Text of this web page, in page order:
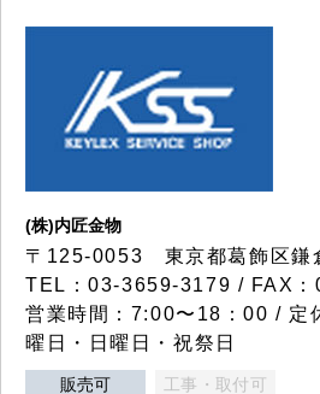
(株)内匠金物
〒125-0053 東京都葛飾区鎌
TEL：03-3659-3179 / FAX
営業時間：7:00〜18：00 / 定
曜日・日曜日・祝祭日
販売可 工事・取付可